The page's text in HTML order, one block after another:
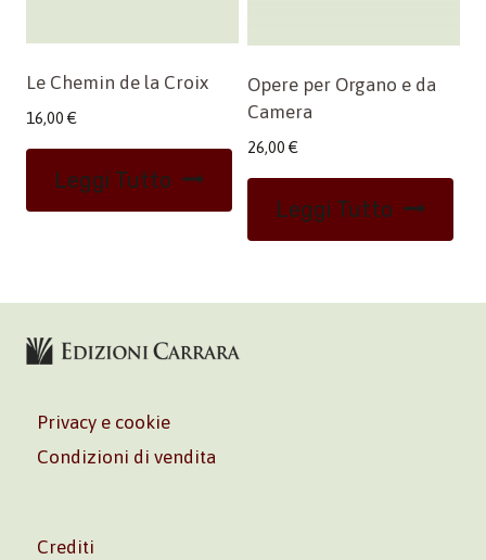
Le Chemin de la Croix
16,00 €
Leggi Tutto
Opere per Organo e da
Camera
26,00 €
Leggi Tutto
Privacy e cookie
Condizioni di vendita
Crediti